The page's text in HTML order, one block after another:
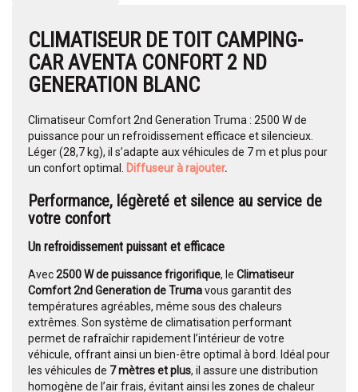
CLIMATISEUR DE TOIT CAMPING-
CAR AVENTA CONFORT 2 ND
GENERATION BLANC
Climatiseur Comfort 2nd Generation Truma : 2500 W de
puissance pour un refroidissement efficace et silencieux.
Léger (28,7 kg), il s’adapte aux véhicules de 7 m et plus pour
un confort optimal.
Diffuseur à rajouter.
Performance, légèreté et silence au service de
votre confort
Un refroidissement puissant et efficace
Avec2500 W de puissance frigorifique, le Climatiseur
Comfort 2nd Generation de Trumavous garantit des
températures agréables, même sous des chaleurs
extrêmes. Son système de climatisation performant
permet de rafraîchir rapidement l’intérieur de votre
véhicule, offrant ainsi un bien-être optimal à bord. Idéal pour
les véhicules de 7 mètres et plus, il assure une distribution
homogène de l’air frais, évitant ainsi les zones de chaleur